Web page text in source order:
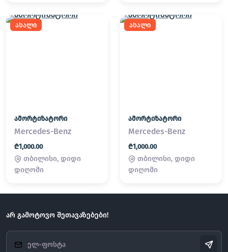
ახალი
ამორტიზატორი
Mercedes-Benz
₾1,000.00
თბილისი, დიდი
დიღომი
ახალი
ამორტიზატორი
Mercedes-Benz
₾1,000.00
თბილისი, დიდი
დიღომი
არ გამოტოვო შეთავაზებები!